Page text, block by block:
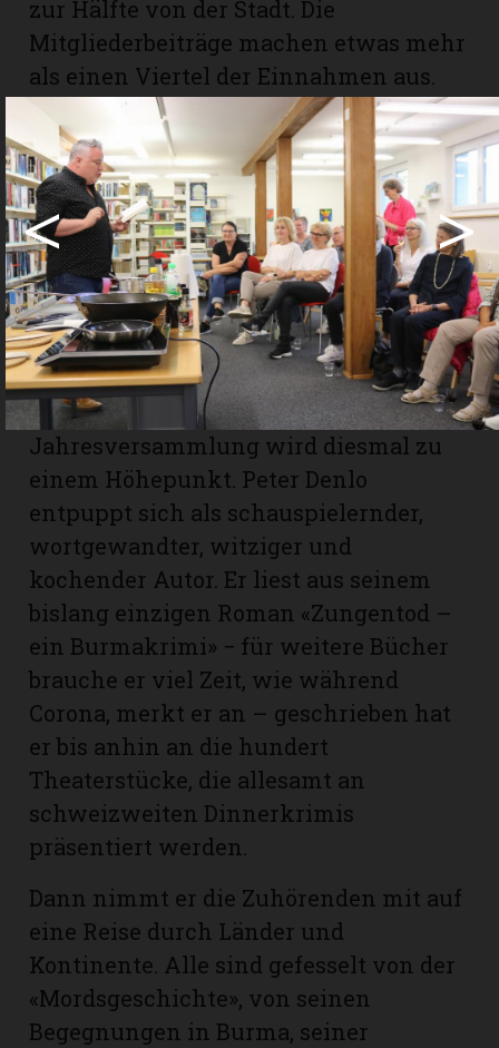
zur Hälfte von der Stadt. Die
Mitgliederbeiträge machen etwas mehr
als einen Viertel der Einnahmen aus.
Der Rest verteilt sich auf die
Sekundarschule und die umliegenden
Gemeinden. Gebraucht werden die
Gelder für Medien, Unterhalt und
Löhne.
Sowohl die Rechnung als auch das
Budget schliessen fast ausgeglichen ab.
Wie Buchinhalte schmecken können
Die traditionelle Lesung an der
Jahresversammlung wird diesmal zu
einem Höhepunkt. Peter Denlo
entpuppt sich als schauspielernder,
wortgewandter, witziger und
kochender Autor. Er liest aus seinem
bislang einzigen Roman «Zungentod –
ein Burmakrimi» − für weitere Bücher
brauche er viel Zeit, wie während
Corona, merkt er an – geschrieben hat
er bis anhin an die hundert
Theaterstücke, die allesamt an
schweizweiten Dinnerkrimis
präsentiert werden.
Dann nimmt er die Zuhörenden mit auf
eine Reise durch Länder und
Kontinente. Alle sind gefesselt von der
«Mordsgeschichte», von seinen
Begegnungen in Burma, seiner
< >